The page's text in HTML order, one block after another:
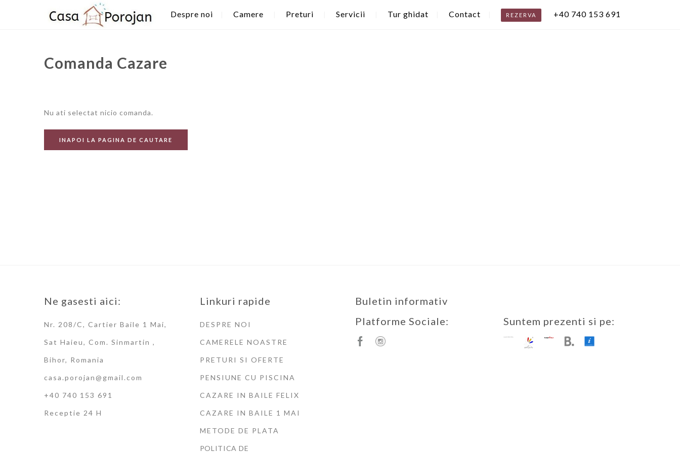
Despre noi Camere Preturi Servicii Tur ghidat Contact REZERVA +40 740 153 691
Comanda Cazare
Nu ati selectat nicio comanda.
INAPOI LA PAGINA DE CAUTARE
Ne gasesti aici:
Nr. 208/C, Cartier Baile 1 Mai,
Sat Haieu, Com. Sinmartin ,
Bihor, Romania
casa.porojan@gmail.com
+40 740 153 691
Receptie 24 H
Linkuri rapide
DESPRE NOI
CAMERELE NOASTRE
PRETURI SI OFERTE
PENSIUNE CU PISCINA
CAZARE IN BAILE FELIX
CAZARE IN BAILE 1 MAI
METODE DE PLATA
POLITICA DE
Buletin informativ
Platforme Sociale:
Suntem prezenti si pe: